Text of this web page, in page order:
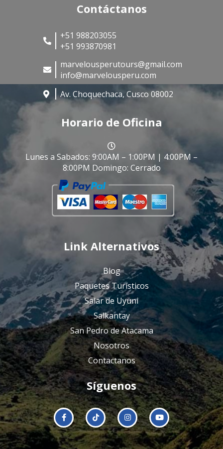
Contáctanos
+51 988203055
+51 993870981
marvelousperutours@gmail.com
info@marvelousperu.com
Av. Choquechaca, Cusco 08002
Horario de Oficina
Lunes a Sabados: 9:00AM – 1:00PM | 4:00PM –
8:00PM Domingo: Cerrado
Link Alternativos
Blog
Paquetes Turísticos
Salar de Uyuni
Salkantay
San Pedro de Atacama
Nosotros
Contactanos
Síguenos